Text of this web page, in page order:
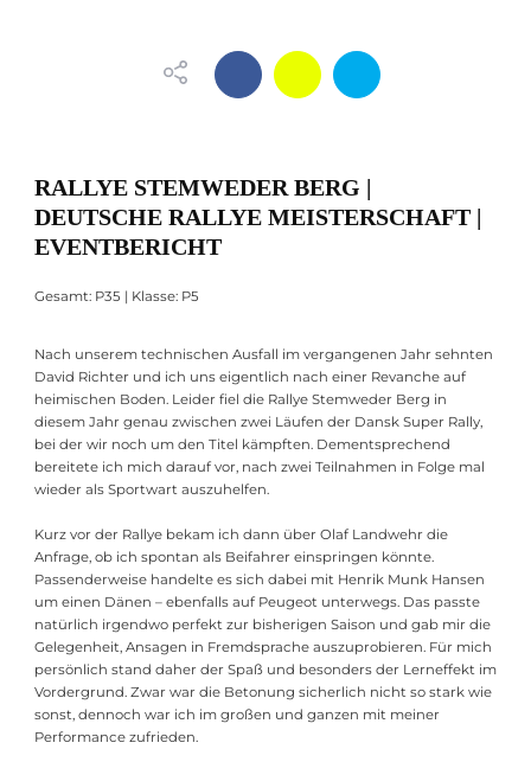
RALLYE STEMWEDER BERG |
DEUTSCHE RALLYE MEISTERSCHAFT |
EVENTBERICHT
Gesamt: P35 | Klasse: P5
Nach unserem technischen Ausfall im vergangenen Jahr sehnten
David Richter und ich uns eigentlich nach einer Revanche auf
heimischen Boden. Leider fiel die Rallye Stemweder Berg in
diesem Jahr genau zwischen zwei Läufen der Dansk Super Rally,
bei der wir noch um den Titel kämpften. Dementsprechend
bereitete ich mich darauf vor, nach zwei Teilnahmen in Folge mal
wieder als Sportwart auszuhelfen.
Kurz vor der Rallye bekam ich dann über Olaf Landwehr die
Anfrage, ob ich spontan als Beifahrer einspringen könnte.
Passenderweise handelte es sich dabei mit Henrik Munk Hansen
um einen Dänen – ebenfalls auf Peugeot unterwegs. Das passte
natürlich irgendwo perfekt zur bisherigen Saison und gab mir die
Gelegenheit, Ansagen in Fremdsprache auszuprobieren. Für mich
persönlich stand daher der Spaß und besonders der Lerneffekt im
Vordergrund. Zwar war die Betonung sicherlich nicht so stark wie
sonst, dennoch war ich im großen und ganzen mit meiner
Performance zufrieden.